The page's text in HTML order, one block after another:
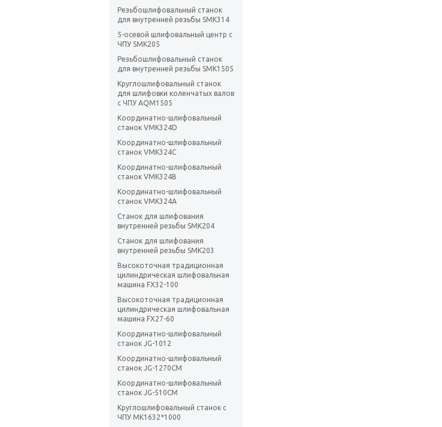
Резьбошлифовальный станок
для внутренней резьбы SMK314
5-осевой шлифовальный центр с
ЧПУ SMK205
Резьбошлифовальный станок
для внутренней резьбы SMK1505
Круглошлифовальный станок
для шлифовки коленчатых валов
с ЧПУ AQM1505
Координатно-шлифовальный
станок VMK324D
Координатно-шлифовальный
станок VMK324С
Координатно-шлифовальный
станок VMK324B
Координатно-шлифовальный
станок VMK324A
Станок для шлифования
внутренней резьбы SMK204
Станок для шлифования
внутренней резьбы SMK203
Высокоточная традиционная
цилиндрическая шлифовальная
машина FX32-100
Высокоточная традиционная
цилиндрическая шлифовальная
машина FX27-60
Координатно-шлифовальный
станок JG-1012
Координатно-шлифовальный
станок JG-1270CM
Координатно-шлифовальный
станок JG-510CM
Круглошлифовальный станок с
ЧПУ MK1632*1000